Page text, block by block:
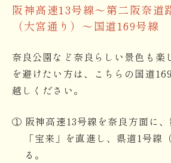
阪神高速13号線〜第二阪奈道
（大宮通り）～国道169号線
奈良公園など奈良らしい景色も楽
を避けたい方は、こちらの国道
越しください。
① 阪神高速13号線を奈良方面に
「宝来」を直進し、県道1号線
る。